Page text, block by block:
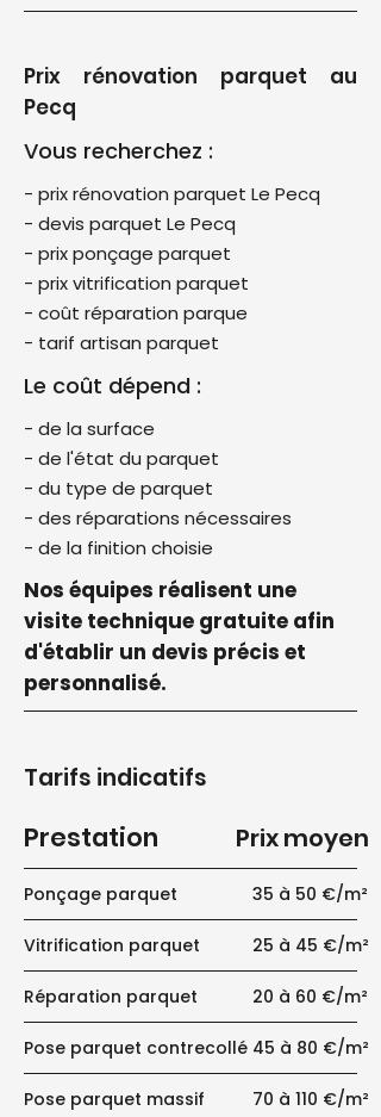
Prix rénovation parquet au
Pecq
Vous recherchez :
- prix rénovation parquet Le Pecq
- devis parquet Le Pecq
- prix ponçage parquet
- prix vitrification parquet
- coût réparation parque
- tarif artisan parquet
Le coût dépend :
- de la surface
- de l'état du parquet
- du type de parquet
- des réparations nécessaires
- de la finition choisie
Nos équipes réalisent une
visite technique gratuite afin
d'établir un devis précis et
personnalisé.
Tarifs indicatifs
Prestation Prix moyen
Ponçage parquet 35 à 50 €/m²
Vitrification parquet 25 à 45 €/m²
Réparation parquet 20 à 60 €/m²
Pose parquet contrecollé 45 à 80 €/m²
Pose parquet massif 70 à 110 €/m²